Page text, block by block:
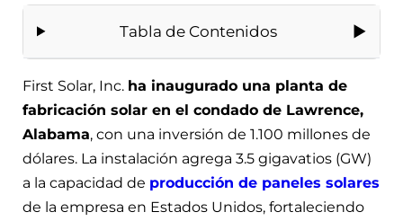
Tabla de Contenidos
First Solar, Inc. ha inaugurado una planta de
fabricación solar en el condado de Lawrence,
Alabama, con una inversión de 1.100 millones de
dólares. La instalación agrega 3.5 gigavatios (GW)
a la capacidad de producción de paneles solares
de la empresa en Estados Unidos, fortaleciendo